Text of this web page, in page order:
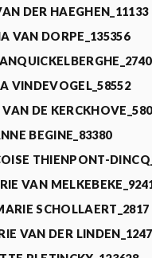
DER HAEGHEN_11133
VAN DORPE_135356
VINDEVOGEL_58552
DE
BEGINE_83380
THIENPONT-
VAN
SCHOLLAERT_2817
VAN DER